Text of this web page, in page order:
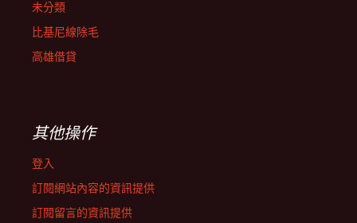
未分類
比基尼線除毛
高雄借貸
其他操作
登入
訂閱網站內容的資訊提供
訂閱留言的資訊提供